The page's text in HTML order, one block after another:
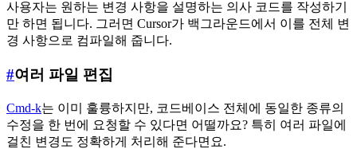
사용자는 원하는 변경 사항을 설명하는 의사 코드를 작성하기
만 하면 됩니다. 그러면 Cursor가 백그라운드에서 이를 전체 변
경 사항으로 컴파일해 줍니다.
#여러 파일 편집
Cmd-k는 이미 훌륭하지만, 코드베이스 전체에 동일한 종류의
수정을 한 번에 요청할 수 있다면 어떨까요? 특히 여러 파일에
걸친 변경도 정확하게 처리해 준다면요.